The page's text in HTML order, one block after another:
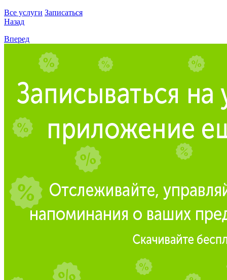
Все услуги Записаться
Назад
Вперед